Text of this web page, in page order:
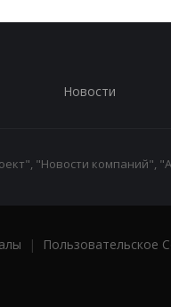
Новости
"Новости компаний",
| Пользовательское